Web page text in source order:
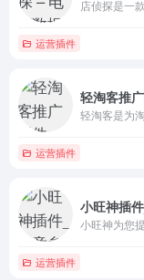
店侦探是一
运营插件
轻淘客推
轻淘客是为
运营插件
小旺神插
小旺神为您
运营插件